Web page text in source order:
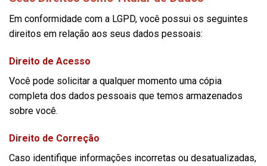
Em conformidade com a LGPD, você possui os seguintes
direitos em relação aos seus dados pessoais:
Direito de Acesso
Você pode solicitar a qualquer momento uma cópia
completa dos dados pessoais que temos armazenados
sobre você.
Direito de Correção
Caso identifique informações incorretas ou desatualizadas,